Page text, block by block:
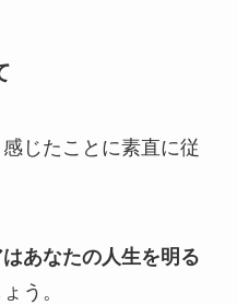
じたことに素直に従
あなたの人生を明る
う。